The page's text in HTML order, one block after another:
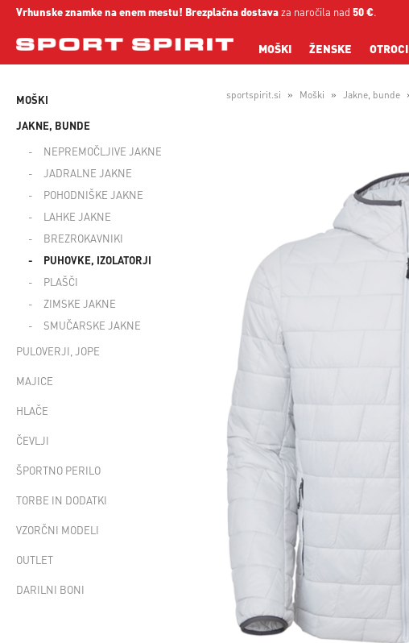
Vrhunske znamke na enem mestu! Brezplačna dostavaza naročila nad 50 €.
MOŠKI ŽENSKE OTROCI
MOŠKI
JAKNE, BUNDE
NEPREMOČLJIVE JAKNE
JADRALNE JAKNE
POHODNIŠKE JAKNE
LAHKE JAKNE
BREZROKAVNIKI
PUHOVKE, IZOLATORJI
PLAŠČI
ZIMSKE JAKNE
SMUČARSKE JAKNE
PULOVERJI, JOPE
MAJICE
HLAČE
ČEVLJI
ŠPORTNO PERILO
TORBE IN DODATKI
VZORČNI MODELI
OUTLET
DARILNI BONI
sportspirit.si Moški Jakne, bunde